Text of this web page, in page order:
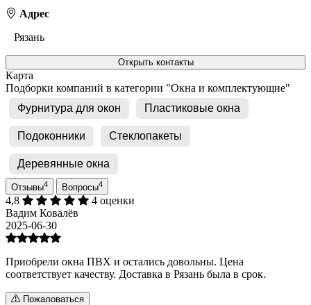
Адрес
Рязань
Открыть контакты
Карта
Подборки компаний в категории "Окна и комплектующие"
Фурнитура для окон
Пластиковые окна
Подоконники Стеклопакеты
Деревянные окна
Отзывы4 Вопросы4
4,8
4 оценки
Вадим Ковалёв
2025-06-30
Приобрели окна ПВХ и остались довольны. Цена
соответствует качеству. Доставка в Рязань была в срок.
Пожаловаться